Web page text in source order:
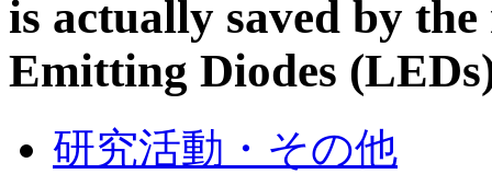
is actually saved by
Emitting Diodes
研究活動・その他